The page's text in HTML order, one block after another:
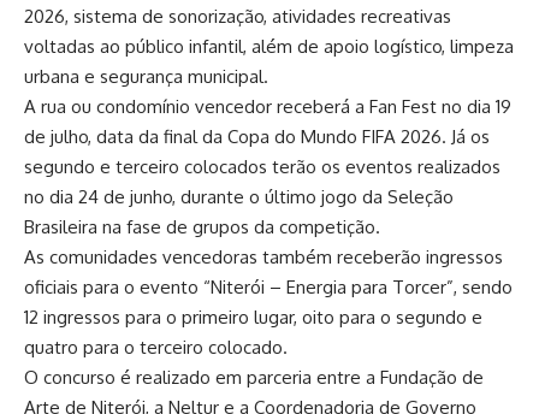
2026, sistema de sonorização, atividades recreativas
voltadas ao público infantil, além de apoio logístico, limpeza
urbana e segurança municipal.
A rua ou condomínio vencedor receberá a Fan Fest no dia 19
de julho, data da final da Copa do Mundo FIFA 2026. Já os
segundo e terceiro colocados terão os eventos realizados
no dia 24 de junho, durante o último jogo da Seleção
Brasileira na fase de grupos da competição.
As comunidades vencedoras também receberão ingressos
oficiais para o evento “Niterói – Energia para Torcer”, sendo
12 ingressos para o primeiro lugar, oito para o segundo e
quatro para o terceiro colocado.
O concurso é realizado em parceria entre a Fundação de
Arte de Niterói, a Neltur e a Coordenadoria de Governo